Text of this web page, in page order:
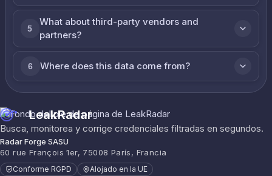
5
What about third-party vendors and
partners?
6 Where does this data come from?
LeakRadar
Busca, monitorea y corrige credenciales filtradas en segundos.
Radar Forge SASU
60 rue François 1er, 75008 París, Francia
Conforme RGPD Alojado en la UE